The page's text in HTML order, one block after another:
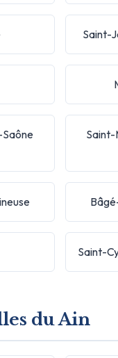
Saint-
Saint-
du Ain